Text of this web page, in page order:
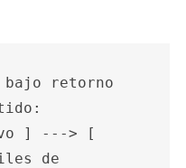
retorno
] ---> [
de